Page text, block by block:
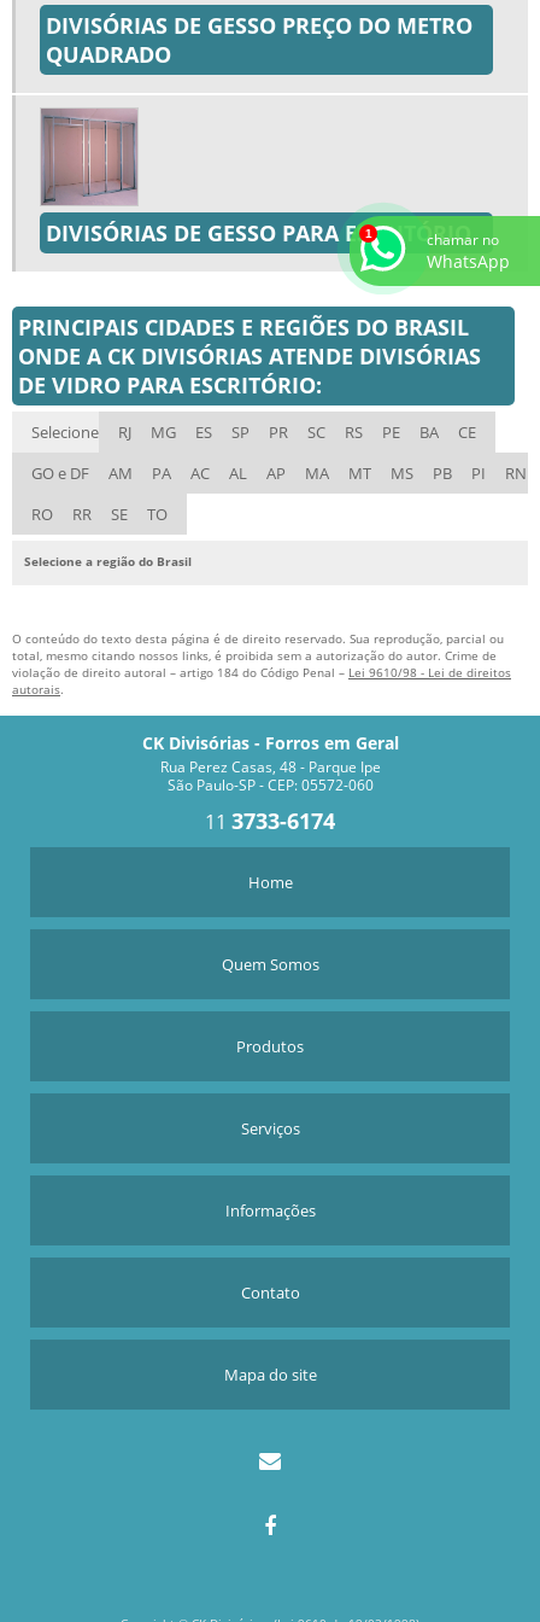
DIVISÓRIAS PARA SALAS COMERCIAIS
DIVISÓRIAS PARA ESCRITÓRIO
DIVISÓRIA DE GESSO
DIVISÓRIAS DE GESSO PARA ESCRITÓRIO
DIVISÓRIAS COMERCIAIS
DIVISÓRIA PARA LOJA
DIVISÓRIAS DE GESSO PREÇO DO METRO QUADRADO
DIVISÓRIAS DE VIDRO PARA ESCRITÓRIO
DIVISÓRIAS DE VIDRO TEMPERADO PREÇO
DIVISÓRIAS PARA BANHEIRO EM PVC
DIVISÓRIAS PARA COMÉRCIO
DIVISÓRIA DE MADEIRA PREÇO
DIVISÓRIA EM GESSO PREÇO
DIVISÓRIA EUCATEX PREÇO
DIVISÓRIA VIDRO DUPLO PERSIANA INTERNA PREÇO
DIVISÓRIAS DE AMBIENTES PREÇOS
DIVISÓRIAS DE VIDRO PARA ESCRITÓRIO PREÇO
DIVISÓRIAS EM GESSO ACARTONADO PREÇO
DIVISÓRIAS PARA ESCRITÓRIO PREÇO
DIVISÓRIA DE GESSO QUANTO CUSTA
EMPRESA DE DIVISÓRIA DE GESSO
DIVISORIA BANHEIRO COLETIVO
DIVISORIA PARA BANHEIRO DE ACADEMIA
DIVISORIA PARA BANHEIRO INFANTIL
DIVISORIAS PARA BANHEIROS COMERCIAIS
PORTA DE ALUMINIO PARA BANHEIRO VALOR
DIVISÓRIAS DE GESSO PREÇO DO METRO
QUADRADO
DIVISÓRIAS DE GESSO PARA ESCRITÓRIO
PRINCIPAIS CIDADES E REGIÕES DO BRASIL
ONDE A CK DIVISÓRIAS ATENDE DIVISÓRIAS
DE VIDRO PARA ESCRITÓRIO:
Selecione RJ MG ES SP PR SC RS PE BA
CE
GO e DF
AM PA AC AL AP MA MT MS PB PI
RN
RO
RR SE TO
Selecione a região do Brasil
O conteúdo do texto desta página é de direito reservado. Sua reprodução, parcial ou
total, mesmo citando nossos links, é proibida sem a autorização do autor. Crime de
violação de direito autoral – artigo 184 do Código Penal – Lei 9610/98 - Lei de direitos
autorais.
CK Divisórias - Forros em Geral
Rua Perez Casas, 48 - Parque Ipe
São Paulo-SP - CEP: 05572-060
11 3733-6174
Home
Quem Somos
Produtos
Serviços
Informações
Contato
Mapa do site
chamar no
WhatsApp